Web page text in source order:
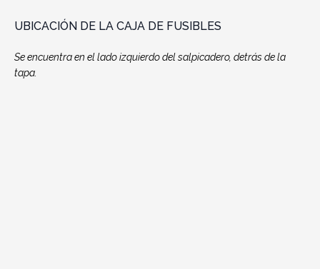
UBICACIÓN DE LA CAJA DE FUSIBLES
Se encuentra en el lado izquierdo del salpicadero, detrás de la
tapa.